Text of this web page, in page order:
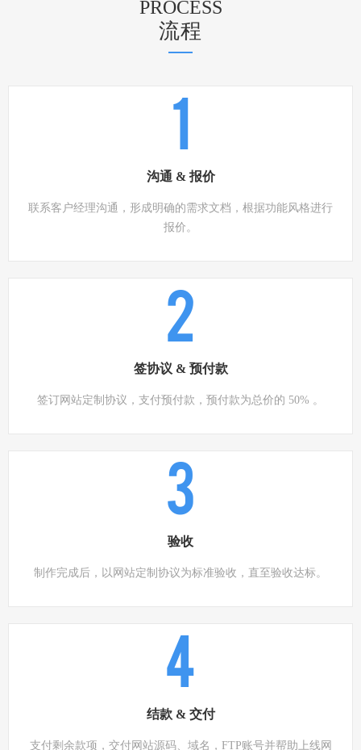
PROCESS
流程
沟通 & 报价
联系客户经理沟通，形成明确的需求文档，根据功能风格进行
报价。
2
签协议 & 预付款
签订网站定制协议，支付预付款，预付款为总价的 50% 。
3
验收
制作完成后，以网站定制协议为标准验收，直至验收达标。
4
结款 & 交付
支付剩余款项，交付网站源码、域名，FTP账号并帮助上线网